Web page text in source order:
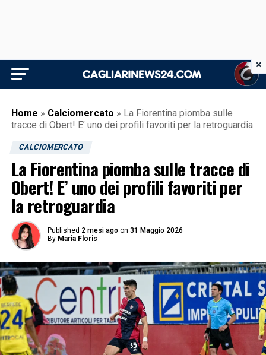
Home » Calciomercato » La Fiorentina piomba sulle
tracce di Obert! E’ uno dei profili favoriti per la retroguardia
CALCIOMERCATO
La Fiorentina piomba sulle tracce di
Obert! E’ uno dei profili favoriti per
la retroguardia
Published 2 mesi ago on 31 Maggio 2026
By Maria Floris
×